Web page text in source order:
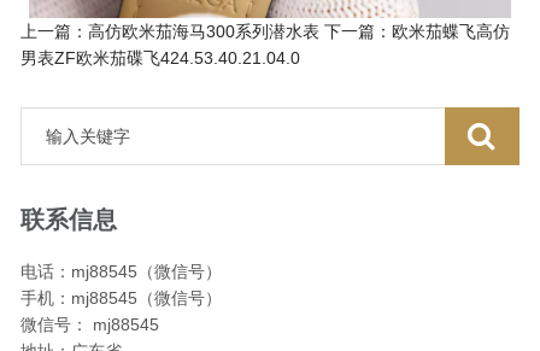
上一篇：高仿欧米茄海马300系列潜水表下一篇：欧米茄蝶飞高仿
男表ZF欧米茄碟飞424.53.40.21.04.0
联系信息
电话：mj88545（微信号）
手机：mj88545（微信号）
微信号： mj88545